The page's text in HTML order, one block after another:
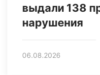
выдали 138
нарушения
06.08.2026